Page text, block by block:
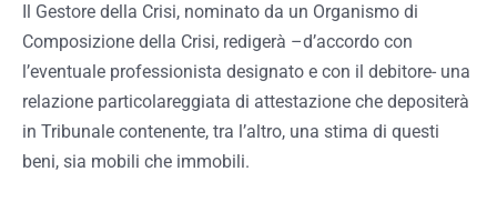
Il Gestore della Crisi, nominato da un Organismo di
Composizione della Crisi, redigerà –d’accordo con
l’eventuale professionista designato e con il debitore- una
relazione particolareggiata di attestazione che depositerà
in Tribunale contenente, tra l’altro, una stima di questi
beni, sia mobili che immobili.